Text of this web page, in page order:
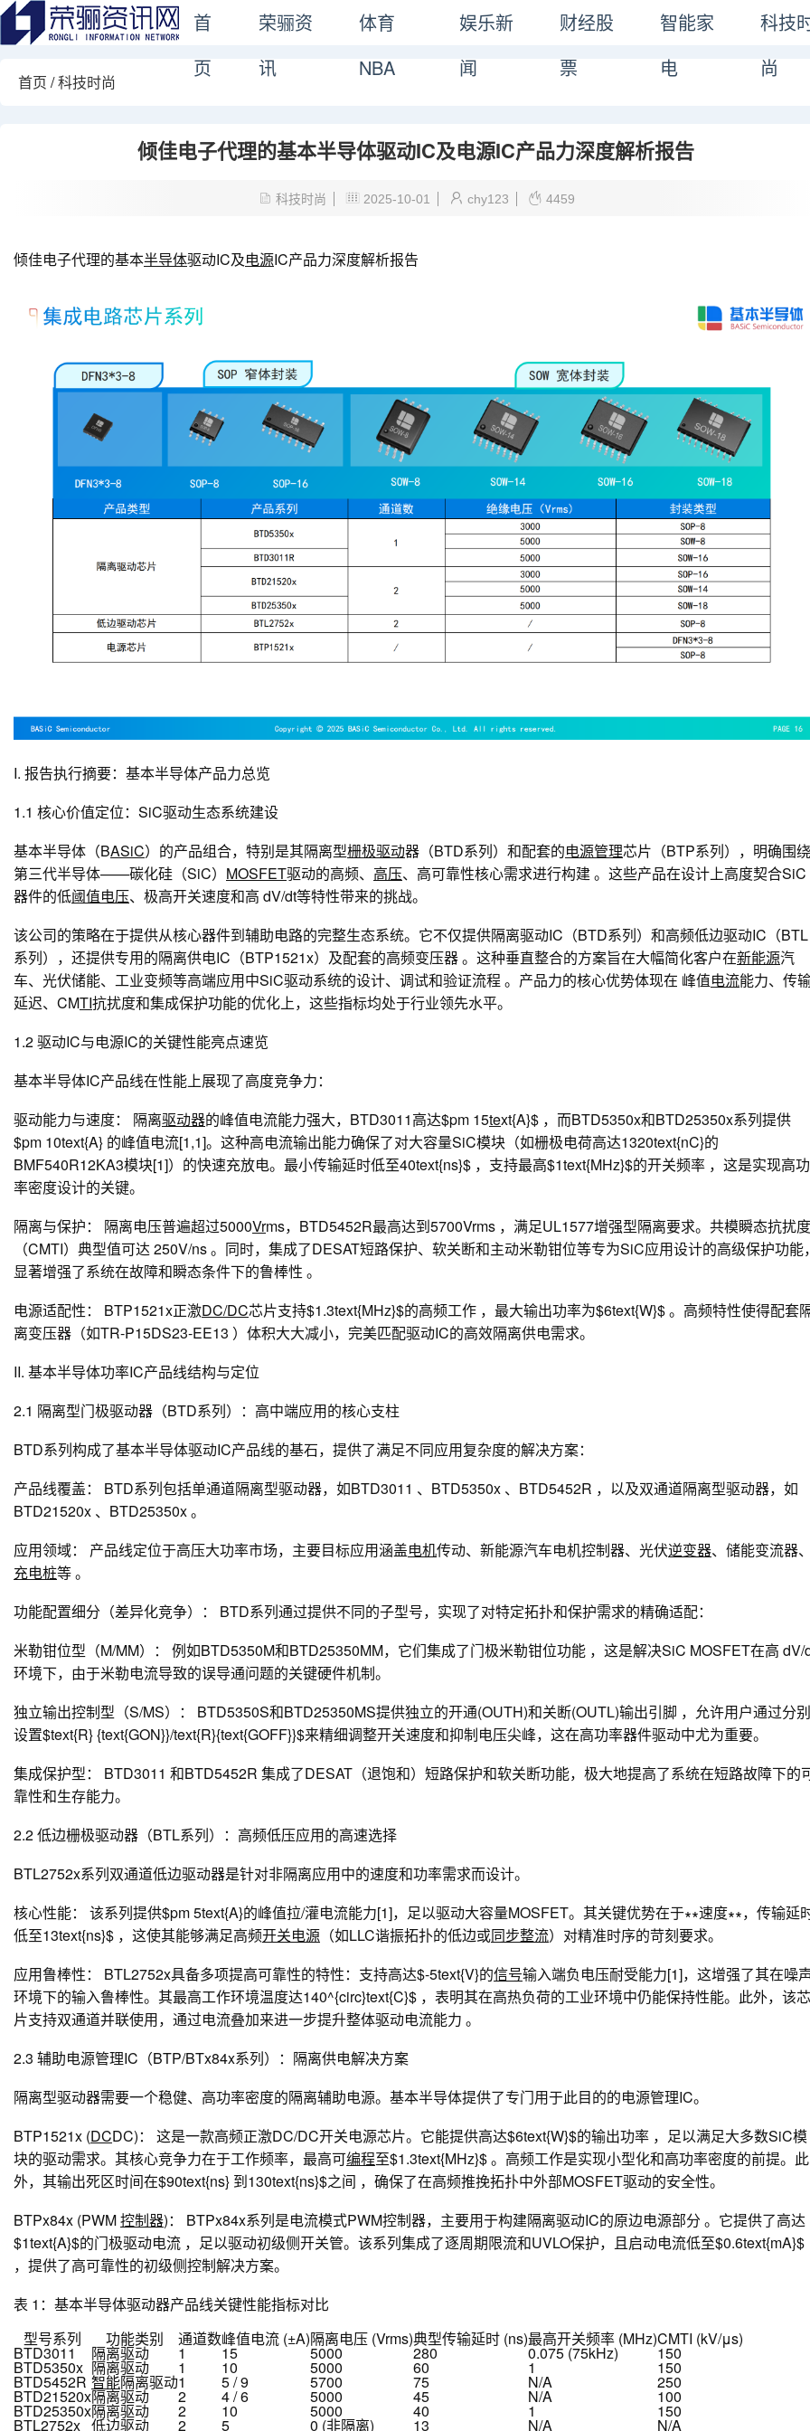
首
页
荣骊资
讯
体育
NBA
娱乐新
闻
财经股
票
智能家
电
科技
尚
首页 /科技时尚
倾佳电子代理的基本半导体驱动IC及电源IC产品力深度解析报告
科技时尚 2025-10-01 chy123 4459
倾佳电子代理的基本半导体驱动IC及电源IC产品力深度解析报告
I. 报告执行摘要：基本半导体产品力总览
1.1 核心价值定位：SiC驱动生态系统建设
基本半导体（BASiC）的产品组合，特别是其隔离型栅极驱动器（BTD系列）和配套的电源管理芯片（BTP系列），明确围绕
第三代半导体——碳化硅（SiC） MOSFET驱动的高频、 高压、高可靠性核心需求进行构建 。这些产品在设计上高度契合SiC
器件的低阈值电压、极高开关速度和高 dV/dt等特性带来的挑战。
该公司的策略在于提供从核心器件到辅助电路的完整生态系统。它不仅提供隔离驱动IC（BTD系列）和高频低边驱动IC（BTL
系列），还提供专用的隔离供电IC（BTP1521x）及配套的高频变压器 。这种垂直整合的方案旨在大幅简化客户在新能源汽
车、光伏储能、工业变频等高端应用中SiC驱动系统的设计、调试和验证流程 。产品力的核心优势体现在 峰值电流能力、传
延迟、CMTI抗扰度和集成保护功能的优化上，这些指标均处于行业领先水平。
1.2 驱动IC与电源IC的关键性能亮点速览
基本半导体IC产品线在性能上展现了高度竞争力：
驱动能力与速度：
隔离驱动器的峰值电流能力强大，BTD3011高达$pm 15text{A}$ ，而BTD5350x和BTD25350x系列提供
$pm 10text{A} 的峰值电流[1,1]。这种高电流输出能力确保了对大容量SiC模块（如栅极电荷高达1320text{nC}的
BMF540R12KA3模块[1]）的快速充放电。最小传输延时低至40text{ns}$ ，支持最高$1text{MHz}$的开关频率 ，这是实现高功
率密度设计的关键。
隔离与保护：
隔离电压普遍超过5000Vrms，BTD5452R最高达到5700Vrms ，满足UL1577增强型隔离要求。共模瞬态抗扰度
（CMTI）典型值可达 250V/ns 。同时，集成了DESAT短路保护、软关断和主动米勒钳位等专为SiC应用设计的高级保护功能，
显著增强了系统在故障和瞬态条件下的鲁棒性 。
电源适配性：
BTP1521x正激DC/DC芯片支持$1.3text{MHz}$的高频工作 ，最大输出功率为$6text{W}$ 。高频特性使得配套
离变压器（如TR-P15DS23-EE13 ）体积大大减小，完美匹配驱动IC的高效隔离供电需求。
II. 基本半导体功率IC产品线结构与定位
2.1 隔离型门极驱动器（BTD系列）：高中端应用的核心支柱
BTD系列构成了基本半导体驱动IC产品线的基石，提供了满足不同应用复杂度的解决方案：
产品线覆盖：
BTD系列包括单通道隔离型驱动器，如BTD3011 、BTD5350x 、BTD5452R ，以及双通道隔离型驱动器，如
BTD21520x 、BTD25350x 。
应用领域：
产品线定位于高压大功率市场，主要目标应用涵盖电机传动、新能源汽车电机控制器、光伏逆变器、储能变流器、
充电桩等 。
功能配置细分（差异化竞争）：
BTD系列通过提供不同的子型号，实现了对特定拓扑和保护需求的精确适配：
米勒钳位型（M/MM）：
例如BTD5350M和BTD25350MM，它们集成了门极米勒钳位功能 ，这是解决SiC MOSFET在高 dV/
环境下，由于米勒电流导致的误导通问题的关键硬件机制。
独立输出控制型（S/MS）：
BTD5350S和BTD25350MS提供独立的开通(OUTH​)和关断(OUTL​)输出引脚 ，允许用户通过分别
设置$text{R} {text{GON}}/text{R}{text{GOFF}}$来精细调整开关速度和抑制电压尖峰，这在高功率器件驱动中尤为重要。
集成保护型：
BTD3011 和BTD5452R 集成了DESAT（退饱和）短路保护和软关断功能，极大地提高了系统在短路故障下的
靠性和生存能力。
2.2 低边栅极驱动器（BTL系列）：高频低压应用的高速选择
BTL2752x系列双通道低边驱动器是针对非隔离应用中的速度和功率需求而设计。
核心性能：
该系列提供$pm 5text{A}的峰值拉/灌电流能力[1]，足以驱动大容量MOSFET。其关键优势在于∗∗速度∗∗，传输延
低至13text{ns}$ ，这使其能够满足高频开关电源 （如LLC谐振拓扑的低边或同步整流）对精准时序的苛刻要求。
应用鲁棒性：
BTL2752x具备多项提高可靠性的特性：支持高达$-5text{V}的信号输入端负电压耐受能力[1]，这增强了其在噪
环境下的输入鲁棒性。其最高工作环境温度达140^{circ}text{C}$ ，表明其在高热负荷的工业环境中仍能保持性能。此外，该芯
片支持双通道并联使用，通过电流叠加来进一步提升整体驱动电流能力 。
2.3 辅助电源管理IC（BTP/BTx84x系列）：隔离供电解决方案
隔离型驱动器需要一个稳健、高功率密度的隔离辅助电源。基本半导体提供了专门用于此目的的电源管理IC。
BTP1521x (DCDC)：
这是一款高频正激DC/DC开关电源芯片。它能提供高达$6text{W}$的输出功率 ，足以满足大多数SiC模
块的驱动需求。其核心竞争力在于工作频率，最高可编程至$1.3text{MHz}$ 。高频工作是实现小型化和高功率密度的前提。此
外，其输出死区时间在$90text{ns} 到130text{ns}$之间 ，确保了在高频推挽拓扑中外部MOSFET驱动的安全性。
BTPx84x (PWM控制器)：
BTPx84x系列是电流模式PWM控制器，主要用于构建隔离驱动IC的原边电源部分 。它提供了高达
$1text{A}$的门极驱动电流 ，足以驱动初级侧开关管。该系列集成了逐周期限流和UVLO保护，且启动电流低至$0.6text{mA}$
，提供了高可靠性的初级侧控制解决方案。
表 1：基本半导体驱动器产品线关键性能指标对比
型号系列
功能类别 通道数峰值电流 (±A)隔离电压 (Vrms)典型传输延时 (ns)最高开关频率 (MHz)CMTI (kV/μs)
BTD3011 隔离驱动 1 15 5000 280 0.075 (75kHz) 150
BTD5350x 隔离驱动 1 10 5000 60 1 150
BTD5452R 智能隔离驱动1 5 / 9 5700 75 N/A 250
BTD21520x隔离驱动 2 4 / 6 5000 45 N/A 100
BTD25350x隔离驱动 2 10 5000 40 1 150
BTL2752x 低边驱动 2 5 0 (非隔离) 13 N/A N/A